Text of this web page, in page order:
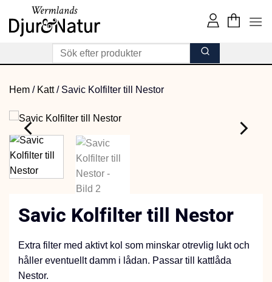
content
Hem / Katt/ Savic Kolfilter till Nestor
Savic Kolfilter till Nestor
Extra filter med aktivt kol som minskar otrevlig lukt och
håller eventuellt damm i lådan. Passar till kattlåda
Nestor.